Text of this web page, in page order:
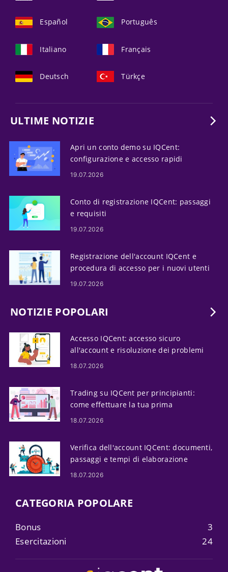
Español Português
Italiano Français
Deutsch Türkçe
ULTIME NOTIZIE
Apri un conto demo su IQCent:
configurazione e accesso rapidi
19.07.2026
Conto di registrazione IQCent: passaggi
e requisiti
19.07.2026
Registrazione dell'account IQCent e
procedura di accesso per i nuovi utenti
19.07.2026
NOTIZIE POPOLARI
Accesso IQCent: accesso sicuro
all'account e risoluzione dei problemi
18.07.2026
Trading su IQCent per principianti:
come effettuare la tua prima
operazione
18.07.2026
Verifica dell'account IQCent: documenti,
passaggi e tempi di elaborazione
18.07.2026
CATEGORIA POPOLARE
Bonus
3
Esercitazioni
24